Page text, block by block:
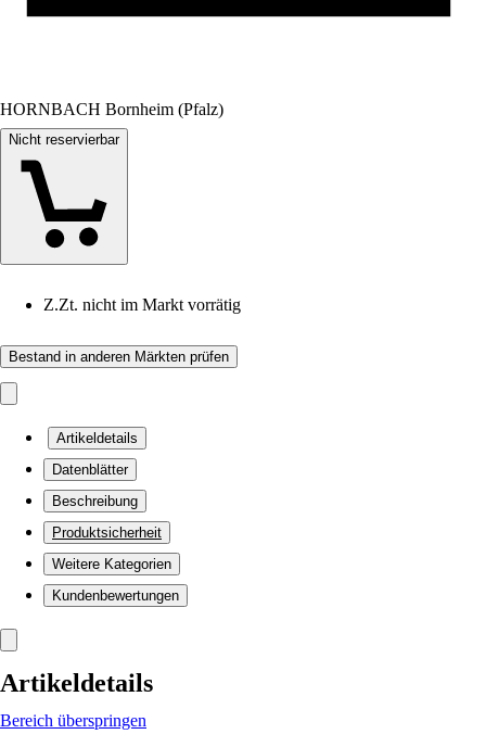
HORNBACH Bornheim (Pfalz)
Nicht reservierbar
Z.Zt. nicht im Markt vorrätig
Bestand in anderen Märkten prüfen
Artikeldetails
Datenblätter
Beschreibung
Produktsicherheit
Weitere Kategorien
Kundenbewertungen
Artikeldetails
Bereich überspringen